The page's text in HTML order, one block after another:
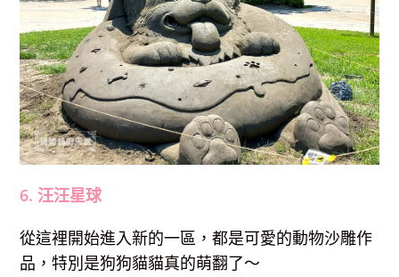
6. 汪汪星球
從這裡開始進入新的一區，都是可愛的動物沙雕作
品，特別是狗狗貓貓真的萌翻了～